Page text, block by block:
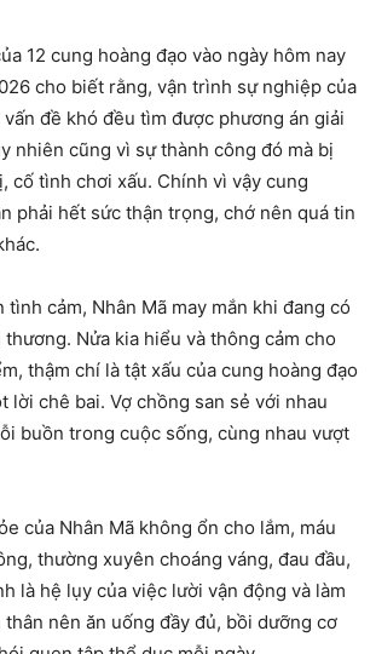
12 cung hoàng đạo vào ngày hôm nay
cho biết rằng, vận trình sự nghiệp của
đề khó đều tìm được phương án giải
nhiên cũng vì sự thành công đó mà bị
cố tình chơi xấu. Chính vì vậy cung
phải hết sức thận trọng, chớ nên quá tin
cảm, Nhân Mã may mắn khi đang có
Nửa kia hiểu và thông cảm cho
thậm chí là tật xấu của cung hoàng đạo
lời chê bai. Vợ chồng san sẻ với nhau
buồn trong cuộc sống, cùng nhau vượt
của Nhân Mã không ổn cho lắm, máu
thường xuyên choáng váng, đau đầu,
là hệ lụy của việc lười vận động và làm
thân nên ăn uống đầy đủ, bồi dưỡng cơ